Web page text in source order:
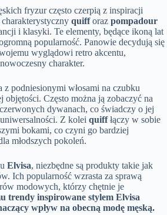
fryzur często czerpią z inspiracji
charakterystyczny quifforaz pompadour
i klasyki. Te elementy, będące ikoną lat
popularność. Panowie decydują się
wyglądowi retro akcentu,
charakter.
z podniesionymi włosami na czubku
objętości. Często można ją zobaczyć na
dywanach, co świadczy o jej
Z kolei quiffłączy w sobie
bokami, co czyni go bardziej
młodszych pokoleń.
Elvisa, niezbędne są produkty takie jak
Ich popularność wzrasta za sprawą
modowych, którzy chętnie je
trendy inspirowane stylem Elvisa
wpływ na obecną modę męską.